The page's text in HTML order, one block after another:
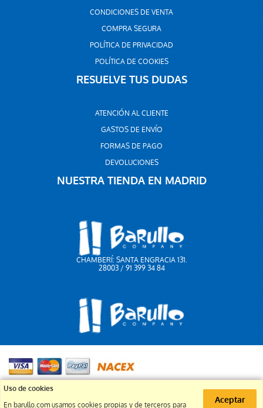
CONDICIONES DE VENTA
COMPRA SEGURA
POLÍTICA DE PRIVACIDAD
POLÍTICA DE COOKIES
RESUELVE TUS DUDAS
ATENCIÓN AL CLIENTE
GASTOS DE ENVÍO
FORMAS DE PAGO
DEVOLUCIONES
NUESTRA TIENDA EN MADRID
CHAMBERÍ: SANTA ENGRACIA 131.
28003 / 91 399 34 84
91 399 34 84 Aceptar
Uso de cookies
En barullo.com usamos cookies propias y de terceros para